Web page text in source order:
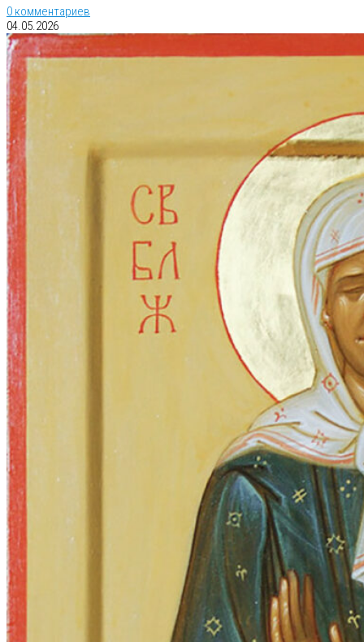
0 комментариев
04.05.2026